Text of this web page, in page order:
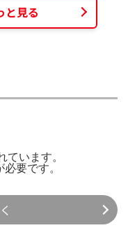
と見る
ています。
必要です。